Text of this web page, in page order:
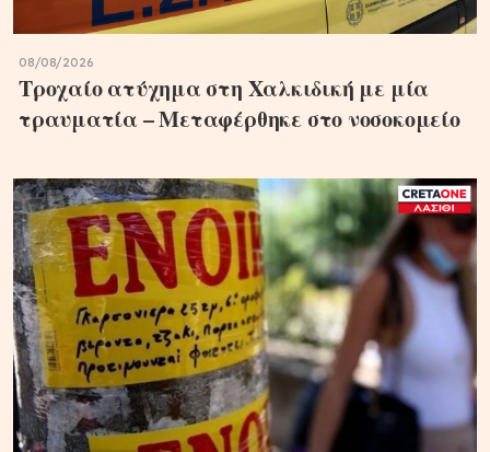
08/08/2026
Τροχαίο ατύχημα στη Χαλκιδική με μία
τραυματία – Μεταφέρθηκε στο νοσοκομείο